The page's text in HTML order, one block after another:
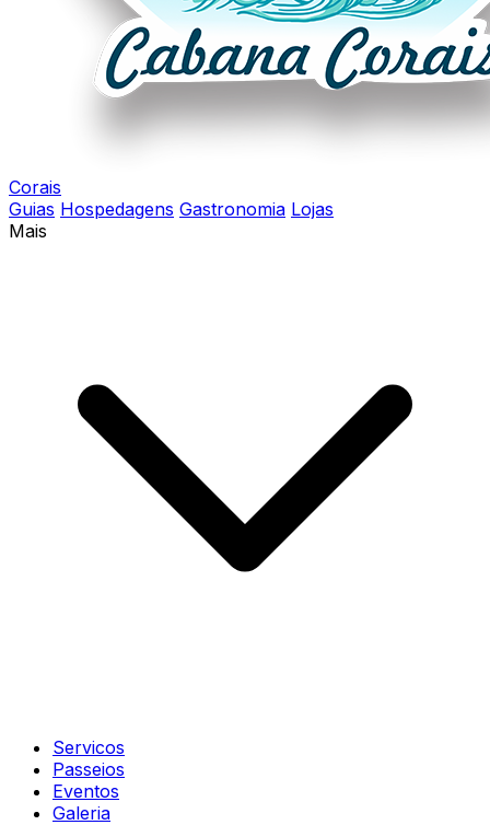
Corais
Guias Hospedagens Gastronomia Lojas
Mais
Servicos
Passeios
Eventos
Galeria